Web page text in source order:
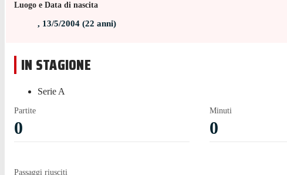
All'età di 20 anni e 345 giorni, Otoa avrebbe potuto avere un
Luogo e Data di nascita
, 13/5/2004 (22 anni)
IN STAGIONE
Serie A
Partite
0
Minuti
0
Passaggi riusciti